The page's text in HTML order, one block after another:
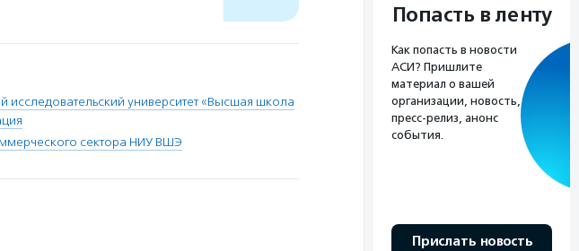
исследовательский университет «Высшая школа
сектора НИУ ВШЭ
Попасть в ленту
Как попасть в новости
АСИ? Пришлите
материал о вашей
организации, новость,
пресс-релиз, анонс
события.
Прислать новость